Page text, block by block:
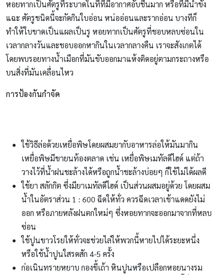
หอยทากเป็นศัตรูที่ระบาดในที่ที่มีอากาศอับชื้นมาก หรือที่มีน้ำขัง
แฉะ ศัตรูชนิดนี้จะกัดกินใบอ่อน หน่ออ่อนและรากอ่อน บางทีก็
ทำให้ใบขาดเป็นแผลเป็นรู หอยทากเป็นศัตรูที่ชอบหลบซ่อนใน
เวลากลางวันและชอบออกหากินในเวลากลางคืน เราจะสังเกตได้
โดยพบรอยทางน้ำเมือกที่มันขับออกมาแห้งติดอยู่ตามกระถางหรือ
บนสิ่งที่มันเคลื่อนไหว
การป้องกันกำจัด
ใช้วิธีล่อด้วยเหยื่อพิษโดยผสมยากับอาหารล่อให้มันมากิน
เหยื่อพิษมีขายนท้องตลาด เช่น เหยื่อพิษเมทัลดีไฮด์ แต่ถ้า
วางไว้ที่น้ำฝนชะล้างได้หรือถูกน้ำชะล้างบ่อยๆ ก็ใช้ไม่ได้ผลดี
ใช้ยา สลักกิต ซึ่งมียาเมทัลดีไฮด์ เป็นส่วนผสมอยู่ด้วย โดยผสม
น้ำในอัตราส่วน 1 : 600 ฉีดให้ทั่ว ควรฉีดเวลาเช้าแดดยังไม่
ออก หรือภายหลังฝนตกใหม่ๆ ซึ่งหอยทากจะออกมาจากที่หลบ
ซ่อน
ใช้ปูนขาวโรยให้ทั่วจะช่วยไล่ให้พวกนี้หายไปได้ระยะหนึ่ง
หรือใช้น้ำปูนใสรดสัก 4-5 ครั้ง
ก่อเนินทรายหยาบ กองขี้เถ้า หินปูนหรือเปลือกหอยนางรม